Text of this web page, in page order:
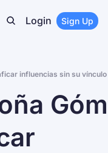
Login Sign Up
influencias sin su